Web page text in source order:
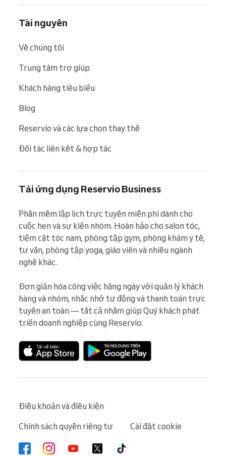
Tài nguyên
Về chúng tôi
Trung tâm trợ giúp
Khách hàng tiêu biểu
Blog
Reservio và các lựa chọn thay thế
Đối tác liên kết & hợp tác
Tải ứng dụng Reservio Business
Phần mềm lập lịch trực tuyến miễn phí dành cho
cuộc hẹn và sự kiện nhóm. Hoàn hảo cho salon tóc,
tiệm cắt tóc nam, phòng tập gym, phòng khám y tế,
tư vấn, phòng tập yoga, giáo viên và nhiều ngành
nghề khác.
Đơn giản hóa công việc hằng ngày với quản lý khách
hàng và nhóm, nhắc nhở tự động và thanh toán trực
tuyến an toàn — tất cả nhằm giúp Quý khách phát
triển doanh nghiệp cùng Reservio.
Điều khoản và điều kiện
Chính sách quyền riêng tư
Cài đặt cookie